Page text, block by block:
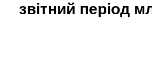
звітний період